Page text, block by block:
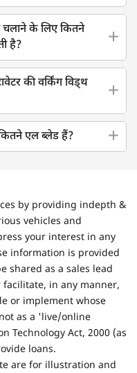
के लिए कितने
है?
की वर्किंग विड्थ
एल ब्लेड हैं?
by providing indepth &
vehicles and
your interest in any
information is provided
shared as a sales lead
facilitate, in any manner,
or implement whose
as a 'live/online
Technology Act, 2000 (as
loans.
are for illustration and